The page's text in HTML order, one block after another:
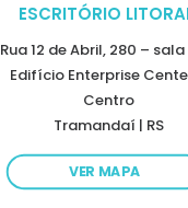
ESCRITÓRIO
Rua 12 de Abril, 280 –
Edifício Enterprise
Centro
Tramandaí | RS
VER MAPA